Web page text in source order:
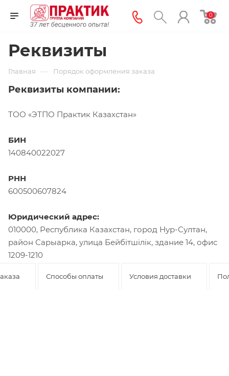
0
Реквизиты
Главная — Порядок оформления заказа
Реквизиты компании:
ТОО «ЭТПО Практик Казахстан»
БИН
140840022027
РНН
600500607824
Юридический адрес:
010000, Республика Казахстан, город Нур-Султан,
район Сарыарка, улица Бейбiтшiлiк, здание 14, офис
1209-1210
Способы оплаты Условия доставки